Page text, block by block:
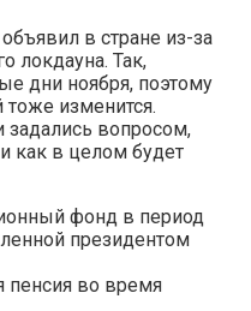
в стране из-за
локдауна. Так,
дни ноября, поэтому
изменится.
задались вопросом,
как в целом будет
фонд в период
президентом
пенсия во время